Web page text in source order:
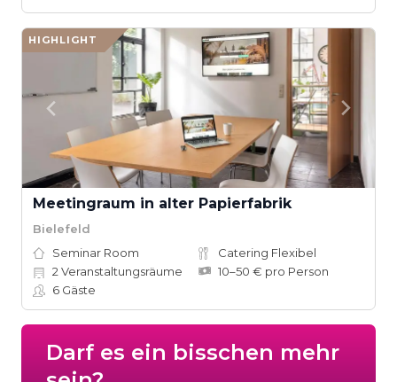
HIGHLIGHT
Meetingraum in alter Papierfabrik
Bielefeld
Seminar Room
Catering Flexibel
2 Veranstaltungsräume
10–50 € pro Person
6 Gäste
Darf es ein bisschen mehr